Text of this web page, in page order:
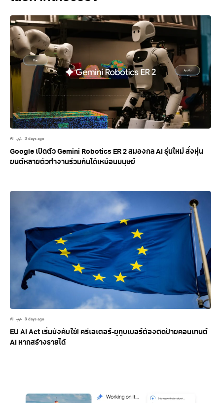
AI 3 days ago
Google เปิดตัว Gemini Robotics ER 2 สมองกล AI รุ่นใหม่ สั่งหุ่น
ยนต์หลายตัวทำงานร่วมกันได้เหมือนมนุษย์
AI 3 days ago
EU AI Act เริ่มบังคับใช้! ครีเอเตอร์-ยูทูบเบอร์ต้องติดป้ายคอนเทนต์
AI หากสร้างรายได้